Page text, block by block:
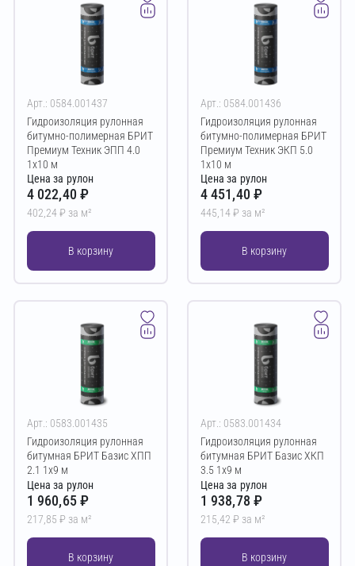
Арт.: 0584.001437
Гидроизоляция рулонная
битумно-полимерная БРИТ
Премиум Техник ЭПП 4.0
1х10 м
Цена за рулон
4 022,40 ₽
402,24 ₽ за м²
В корзину
Арт.: 0584.001436
Гидроизоляция рулонная
битумно-полимерная БРИТ
Премиум Техник ЭКП 5.0
1х10 м
Цена за рулон
4 451,40 ₽
445,14 ₽ за м²
В корзину
Арт.: 0583.001435
Гидроизоляция рулонная
битумная БРИТ Базис ХПП
2.1 1х9 м
Цена за рулон
1 960,65 ₽
217,85 ₽ за м²
В корзину
Арт.: 0583.001434
Гидроизоляция рулонная
битумная БРИТ Базис ХКП
3.5 1х9 м
Цена за рулон
1 938,78 ₽
215,42 ₽ за м²
В корзину